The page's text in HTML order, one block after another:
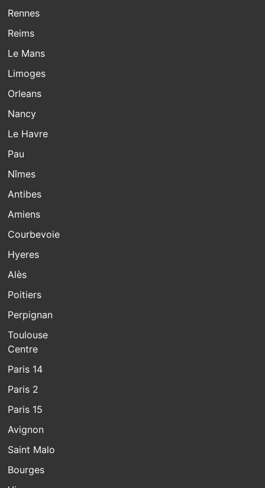
Rennes
Reims
Le Mans
Limoges
Orleans
Nancy
Le Havre
Pau
Nîmes
Antibes
Amiens
Courbevoie
Hyeres
Alès
Poitiers
Perpignan
Toulouse
Centre
Paris 14
Paris 2
Paris 15
Avignon
Saint Malo
Bourges